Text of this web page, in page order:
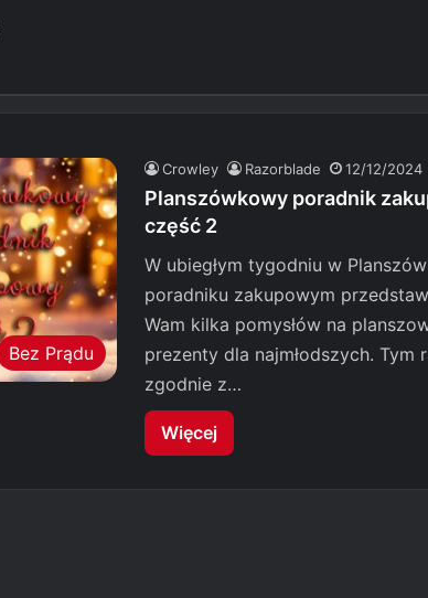
Bez Prądu
Crowley Razorblade 12/12/2024
Planszówkowy poradnik
część 2
W ubiegłym tygodniu w
poradniku zakupowym
Wam kilka pomysłów na
prezenty dla najmłodszych. Tym
zgodnie z…
Więcej